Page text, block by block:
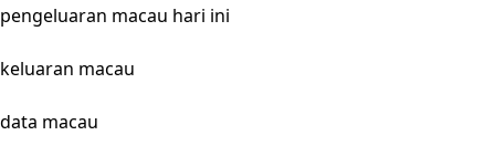
pengeluaran macau hari ini
keluaran macau
data macau